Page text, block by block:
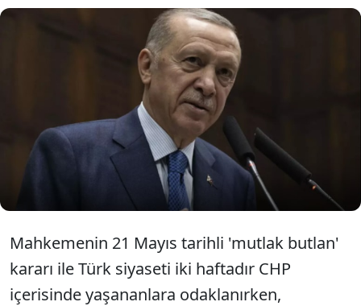
AKP'nin 26-28 Haziran'da yapacağı kamp öncesi
siyaset kulisleri çalkalanıyor. Parti içerisinde çok
sayıda üst düzey ismin performansından memnun
olmadığı bilinen Erdoğan, AKP içerisindeki büyük
bölümü milletvekillerinden oluşan bazı isimler için
yakın çevresine 'Kibirlendiler, çalışmıyorlar' şeklinde
sitemde bulundu. Erdoğan'ın kamp sürecinin
hemen ardından AKP kadrolarında büyük bir
tasfiyeye gitmesi bekleniyor.
Mahkemenin 21 Mayıs tarihli 'mutlak butlan'
kararı ile Türk siyaseti iki haftadır CHP
içerisinde yaşananlara odaklanırken,